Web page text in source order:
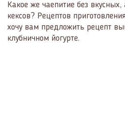
Какое же чаепитие без
кексов? Рецептов
хочу вам предложить рецепт
клубничном йогурте.